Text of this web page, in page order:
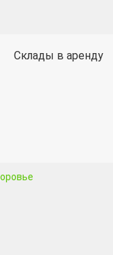
Склады в аренду